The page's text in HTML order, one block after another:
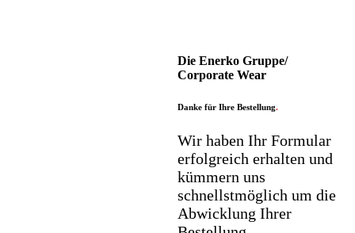
Die Enerko Gruppe/
Corporate Wear
Danke für Ihre Bestellung.
Wir haben Ihr Formular
erfolgreich erhalten und
kümmern uns
schnellstmöglich um die
Abwicklung Ihrer